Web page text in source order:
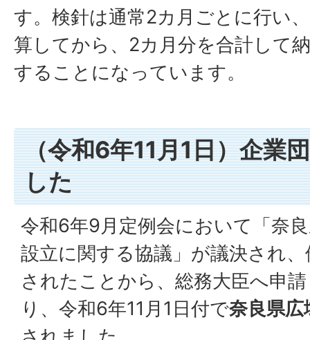
す。検針は通常2カ月ごとに行い
算してから、2カ月分を合計して
することになっています。
（令和6年11月1日）企業
した
令和6年9月定例会において「奈
設立に関する協議」が議決され
されたことから、総務大臣へ申
り、令和6年11月1日付で奈良県広